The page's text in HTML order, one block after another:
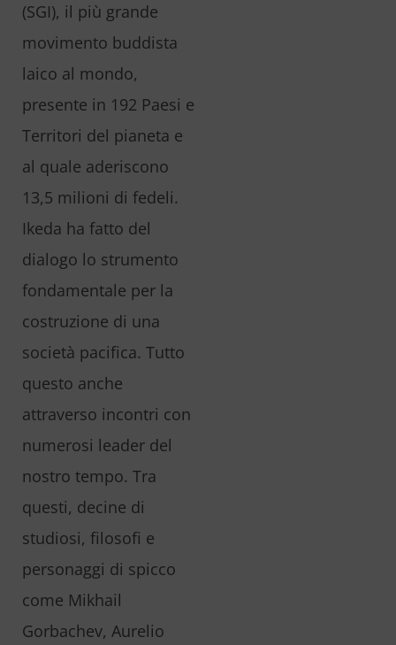
(SGI), il più grande
movimento buddista
laico al mondo,
presente in 192 Paesi e
Territori del pianeta e
al quale aderiscono
13,5 milioni di fedeli.
Ikeda ha fatto del
dialogo lo strumento
fondamentale per la
costruzione di una
società pacifica. Tutto
questo anche
attraverso incontri con
numerosi leader del
nostro tempo. Tra
questi, decine di
studiosi, filosofi e
personaggi di spicco
come Mikhail
Gorbachev, Aurelio